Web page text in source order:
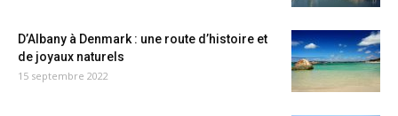
D’Albany à Denmark : une route d’histoire et
de joyaux naturels
15 septembre 2022